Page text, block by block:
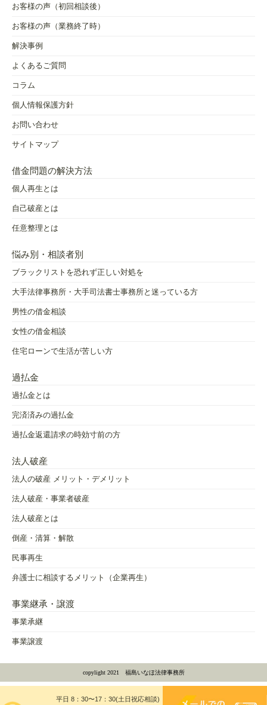
平日 8：30〜17：30(土日祝応相談)
お客様の声（初回相談後）
お客様の声（業務終了時）
解決事例
よくあるご質問
コラム
個人情報保護方針
お問い合わせ
サイトマップ
借金問題の解決方法
個人再生とは
自己破産とは
任意整理とは
悩み別・相談者別
ブラックリストを恐れず正しい対処を
大手法律事務所・大手司法書士事務所と迷っている方
男性の借金相談
女性の借金相談
住宅ローンで生活が苦しい方
過払金
過払金とは
完済済みの過払金
過払金返還請求の時効寸前の方
法人破産
法人の破産 メリット・デメリット
法人破産・事業者破産
法人破産とは
倒産・清算・解散
民事再生
弁護士に相談するメリット（企業再生）
事業継承・譲渡
事業承継
事業譲渡
copylight 2021 福島いなほ法律事務所